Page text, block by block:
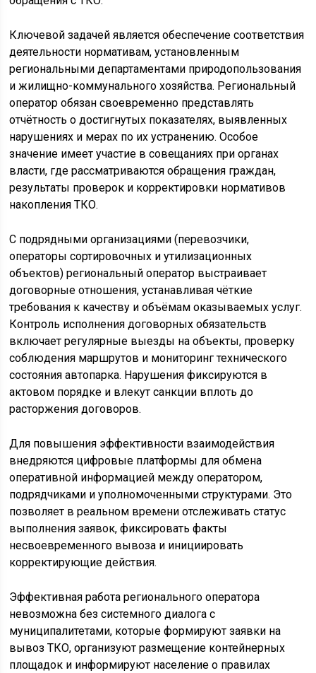
Ключевой задачей является обеспечение соответствия
деятельности нормативам, установленным
региональными департаментами природопользования
и жилищно-коммунального хозяйства. Региональный
оператор обязан своевременно представлять
отчётность о достигнутых показателях, выявленных
нарушениях и мерах по их устранению. Особое
значение имеет участие в совещаниях при органах
власти, где рассматриваются обращения граждан,
результаты проверок и корректировки нормативов
накопления ТКО.
С подрядными организациями (перевозчики,
операторы сортировочных и утилизационных
объектов) региональный оператор выстраивает
договорные отношения, устанавливая чёткие
требования к качеству и объёмам оказываемых услуг.
Контроль исполнения договорных обязательств
включает регулярные выезды на объекты, проверку
соблюдения маршрутов и мониторинг технического
состояния автопарка. Нарушения фиксируются в
актовом порядке и влекут санкции вплоть до
расторжения договоров.
Для повышения эффективности взаимодействия
внедряются цифровые платформы для обмена
оперативной информацией между оператором,
подрядчиками и уполномоченными структурами. Это
позволяет в реальном времени отслеживать статус
выполнения заявок, фиксировать факты
несвоевременного вывоза и инициировать
корректирующие действия.
Эффективная работа регионального оператора
невозможна без системного диалога с
муниципалитетами, которые формируют заявки на
вывоз ТКО, организуют размещение контейнерных
площадок и информируют население о правилах